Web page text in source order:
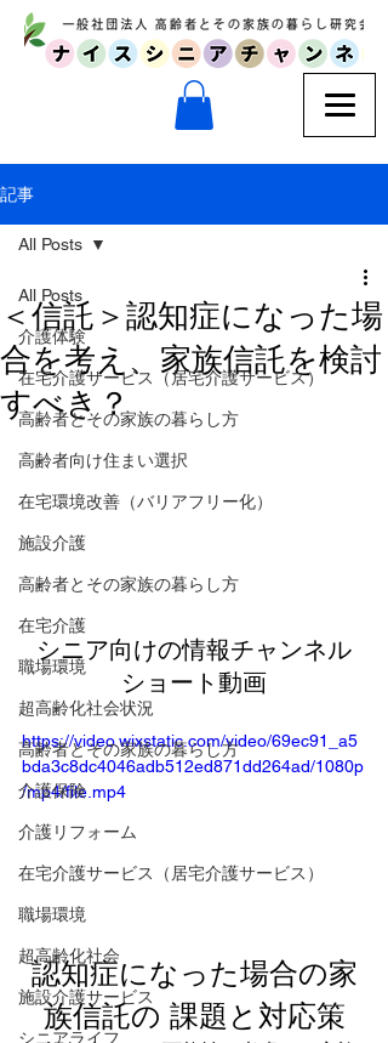
記事
All Posts
介護体験
在宅介護サービス（居宅介護サービス）
高齢者とその家族の暮らし方
高齢者向け住まい選択
在宅環境改善（バリアフリー化）
施設介護
高齢者とその家族の暮らし方
在宅介護
職場環境
超高齢化社会状況
高齢者とその家族の暮らし方
介護保険
介護リフォーム
在宅介護サービス（居宅介護サービス）
職場環境
超高齢化社会
施設介護サービス
シニアライフ
All Posts
＜信託＞認知症になった場
合を考え、家族信託を検討
すべき？
シニア向けの情報チャンネル
ショート動画
https://video.wixstatic.com/video/69ec91_a5
bda3c8dc4046adb512ed871dd264ad/1080p
/mp4/file.mp4
認知症になった場合の家
族信託の 課題と対応策